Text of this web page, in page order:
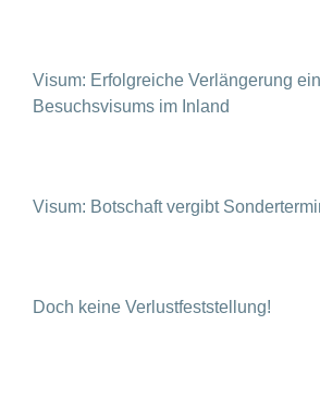
Visum: Erfolgreiche Verlängerung
Besuchsvisums im Inland
Visum: Botschaft vergibt
Doch keine Verlustfeststellung!